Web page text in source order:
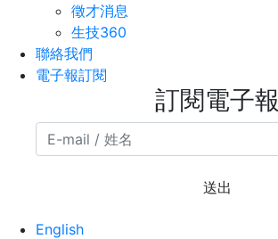
徵才消息
生技360
聯絡我們
電子報訂閱
訂閱電子報
送出
English